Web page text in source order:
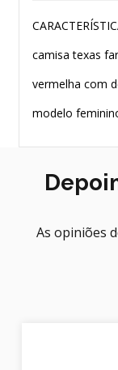
camisa texas
vermelha com
modelo
As opiniões